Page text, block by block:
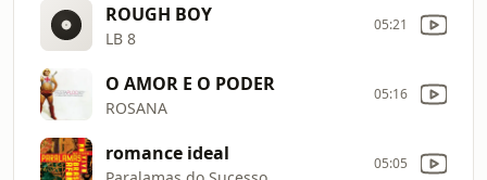
ROUGH BOY
LB 8
05:21
O AMOR E O PODER
ROSANA
05:16
romance ideal 05:05